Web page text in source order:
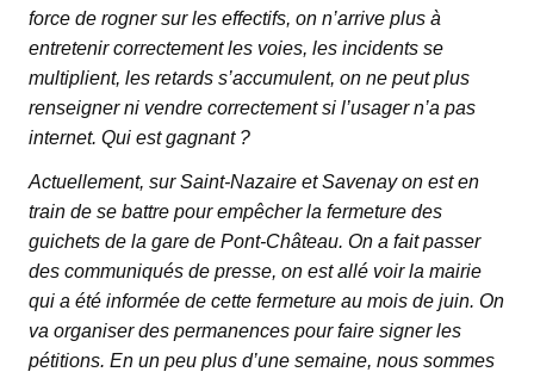
force de rogner sur les effectifs, on n’arrive plus à
entretenir correctement les voies, les incidents se
multiplient, les retards s’accumulent, on ne peut plus
renseigner ni vendre correctement si l’usager n’a pas
internet. Qui est gagnant ?
Actuellement, sur Saint-Nazaire et Savenay on est en
train de se battre pour empêcher la fermeture des
guichets de la gare de Pont-Château. On a fait passer
des communiqués de presse, on est allé voir la mairie
qui a été informée de cette fermeture au mois de juin. On
va organiser des permanences pour faire signer les
pétitions. En un peu plus d’une semaine, nous sommes